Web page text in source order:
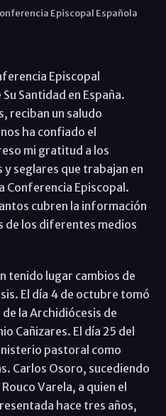
Episcopal Española
Episcopal
Santidad en España.
reciban un saludo
ha confiado el
mi gratitud a los
seglares que trabajan en
Conferencia Episcopal.
cubren la información
de los diferentes medios
tenido lugar cambios de
El día 4 de octubre tomó
la Archidiócesis de
Cañizares. El día 25 del
pastoral como
Carlos Osoro, sucediendo
Varela, a quien el
hace tres años,